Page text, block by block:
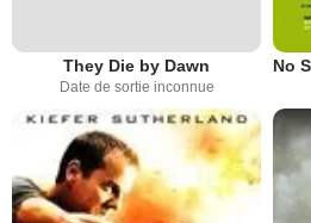
They Die by Dawn
Date de sortie inconnue